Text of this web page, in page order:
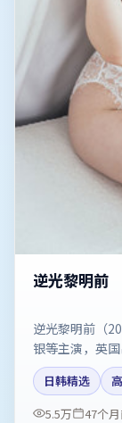
逆光黎明前
逆光黎明前（
银等主演，英
院线质感。剧
片方资料为准。
日韩精选
5.5万
47个